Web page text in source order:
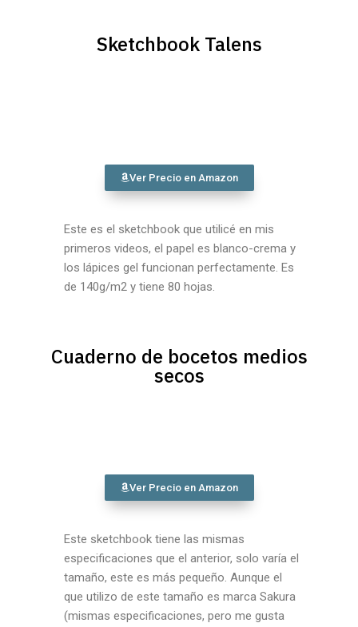
Sketchbook Talens
Ver Precio en Amazon
Este es el sketchbook que utilicé en mis
primeros videos, el papel es blanco-crema y
los lápices gel funcionan perfectamente. Es
de 140g/m2 y tiene 80 hojas.
Cuaderno de bocetos medios
secos
Ver Precio en Amazon
Este sketchbook tiene las mismas
especificaciones que el anterior, solo varía el
tamaño, este es más pequeño. Aunque el
que utilizo de este tamaño es marca Sakura
(mismas especificaciones, pero me gusta